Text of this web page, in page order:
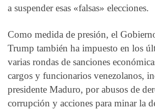
a suspender esas «falsas» elecciones.
Como medida de presión, el
Trump también ha impuesto en los
varias rondas de sanciones
cargos y funcionarios venezolanos,
presidente Maduro, por abusos de
corrupción y acciones para minar la